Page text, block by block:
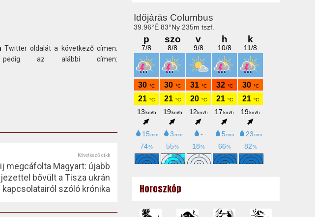
Twitter oldalát a következő címen:
az alábbi címen:
Következő cikk
megcáfolta Magyart: újabb
bővült a Tisza ukrán
kapcsolatairól szóló krónika
Horoszkóp